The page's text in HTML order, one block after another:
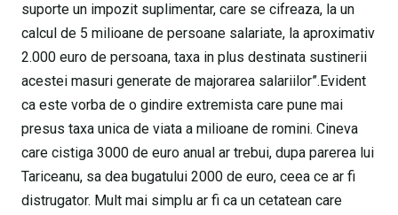
suporte un impozit suplimentar, care se cifreaza, la un
calcul de 5 milioane de persoane salariate, la aproximativ
2.000 euro de persoana, taxa in plus destinata sustinerii
acestei masuri generate de majorarea salariilor”.Evident
ca este vorba de o gindire extremista care pune mai
presus taxa unica de viata a milioane de romini. Cineva
care cistiga 3000 de euro anual ar trebui, dupa parerea lui
Tariceanu, sa dea bugatului 2000 de euro, ceea ce ar fi
distrugator. Mult mai simplu ar fi ca un cetatean care